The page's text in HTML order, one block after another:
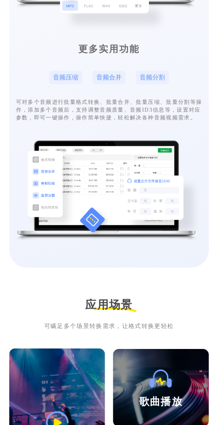
更多实用功能
音频压缩 音频合并 音频分割
可对多个音频进行批量格式转换、批量合并、批量压缩、批量分割等操
作，添加多个音频后，支持调整音频质量、音频ID3信息等，设置对应
参数，即可一键操作，操作简单快捷，轻松解决各种音频视频需求。
应用场景
可瞒足多个场景转换需求，让格式转换更轻松
歌曲播放